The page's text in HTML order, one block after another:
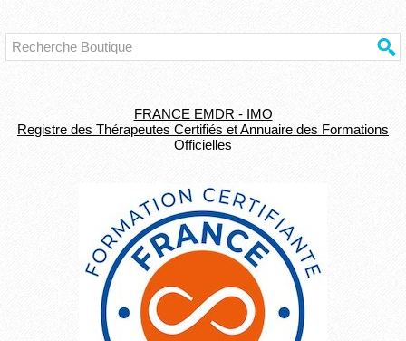
FRANCE EMDR - IMO
Registre des Thérapeutes Certifiés et Annuaire des Formations
Officielles